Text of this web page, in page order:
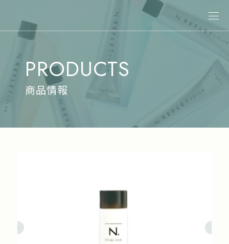
關於娜普菈
最新消息
商品情報
專業染髮
專業燙髮
其他商品
美髮課程
PRODUCTS
商品情報